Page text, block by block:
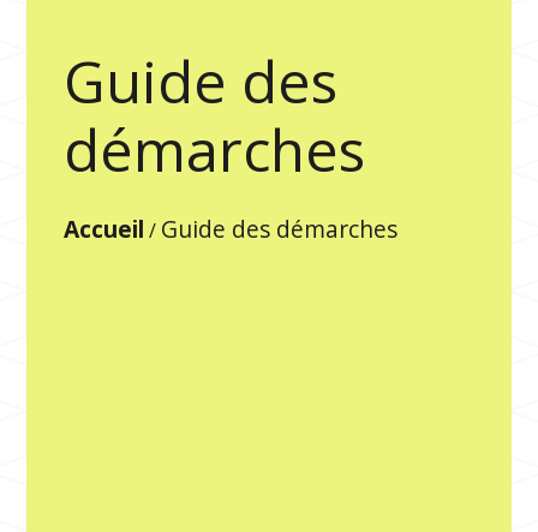
Guide des
démarches
Accueil / Guide des démarches